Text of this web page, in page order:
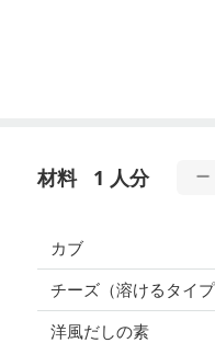
材料 1 人分
カブ
チーズ（溶けるタイ
洋風だしの素